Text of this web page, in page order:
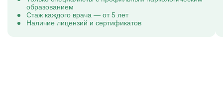
образованием
Стаж каждого врача — от 5 лет
Наличие лицензий и сертификатов